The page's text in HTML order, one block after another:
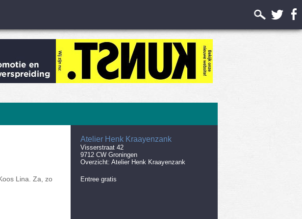
Lina. Za, zo
Atelier Henk Kraayenzank
Visserstraat 42
9712 CW Groningen
Overzicht: Atelier Henk Kraayenzank
Entree gratis